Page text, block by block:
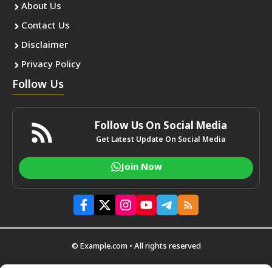
About Us
Contact Us
Disclaimer
Privacy Policy
Follow Us
Follow Us On Social Media
Get Latest Update On Social Media
Join Now
© Example.com • All rights reserved